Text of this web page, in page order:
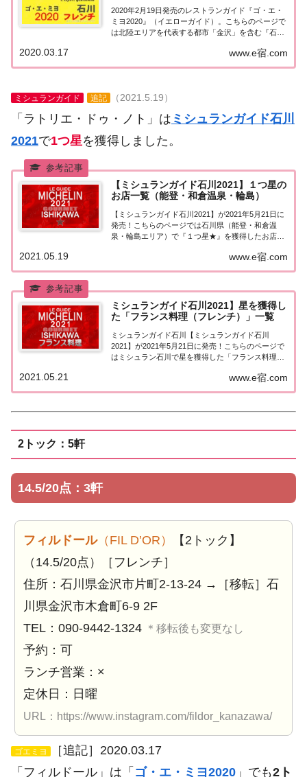
2020年2月19日発売のレストランガイド『ゴ・エ・
ミヨ2020』（イエローガイド）。こちらのページで
は北陸エリアを代表する都市「金沢」を含む『石川
チ）」のお店の情報について一覧にまとめました。
ゴエミヨ2020石川(金沢)「フランス料理...
www.e宿.com
2020.03.17
ミシュランガイド 追記 （2021.5.19）
「ラトリエ・ドゥ・ノト」は ミシュランガイド石川
2021で1つ星を獲得しました。
【ミシュランガイド石川2021】１つ星の
お店一覧（能登・和倉温泉・輪島）
【ミシュランガイド石川2021】が2021年5月21日に
発売！こちらのページでは石川県（能登・和倉温
泉・輪島エリア）で『１つ星★』を獲得したお店
シュランガイド石川2021『１つ星』ミシュランガイ
ド石川2021「能登・和倉温泉・輪島エリ...
www.e宿.com
2021.05.19
ミシュランガイド石川2021】星を獲得し
た「フランス料理（フレンチ）」一覧
ミシュランガイド石川【ミシュランガイド石川
2021】が2021年5月21日に発売！こちらのページで
はミシュラン石川で星を獲得した「フランス料理
石川2021「フランス料理」「ミシュランガイド石川
2021」で星を獲得したフランス料理（フレ...
www.e宿.com
2021.05.21
2トック：5軒
14.5/20点：3軒
フィルドール（FIL D’OR）
【2トック】
（14.5/20点）［フレンチ］
住所：石川県金沢市片町2-13-24 →［移転］石
川県金沢市木倉町6-9 2F
TEL：090-9442-1324 ＊移転後も変更なし
予約：可
ランチ営業：×
定休日：日曜
URL：https://www.instagram.com/fildor_kanazawa/
ゴエミヨ
［追記］2020.03.17
「フィルドール」は「 ゴ・エ・ミヨ2020 」でも2ト